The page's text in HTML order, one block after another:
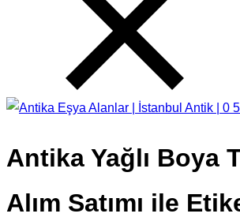
Antika Yağlı Boya
Alım Satımı ile